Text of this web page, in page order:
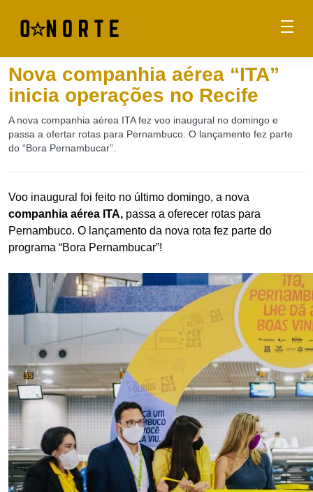
Nova companhia aérea “ITA”
inicia operações no Recife
A nova companhia aérea ITA fez voo inaugural no domingo e
passa a ofertar rotas para Pernambuco. O lançamento fez parte
do “Bora Pernambucar”.
Voo inaugural foi feito no último domingo, a nova
companhia aérea ITA, passa a oferecer rotas para
Pernambuco. O lançamento da nova rota fez parte do
programa “Bora Pernambucar”!